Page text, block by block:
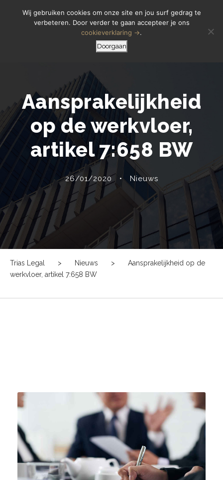
Letselschade Melden 06 14 200 440
Aansprakelijkheid
op de werkvloer,
artikel 7:658 BW
26/01/2020 • Nieuws
Trias Legal > Nieuws >
Aansprakelijkheid op de
werkvloer, artikel 7:658 BW
Wij gebruiken cookies om onze site en jou surf gedrag te
verbeteren. Door verder te gaan accepteer je ons
cookieverklaring →.
Doorgaan